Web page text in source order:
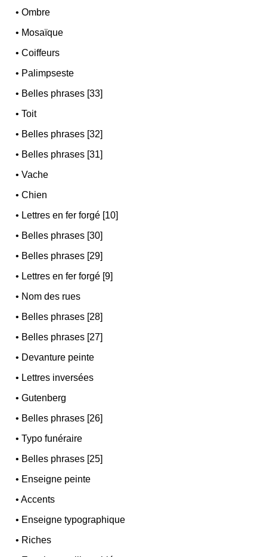
•Ombre
• Mosaïque
•Coiffeurs
• Palimpseste
• Belles phrases [33]
•Toit
• Belles phrases [32]
• Belles phrases [31]
•Vache
•Chien
• Lettres en fer forgé [10]
• Belles phrases [30]
• Belles phrases [29]
• Lettres en fer forgé [9]
• Nom des rues
• Belles phrases [28]
• Belles phrases [27]
• Devanture peinte
• Lettres inversées
•Gutenberg
• Belles phrases [26]
•Typo funéraire
• Belles phrases [25]
• Enseigne peinte
•Accents
• Enseigne typographique
• Riches